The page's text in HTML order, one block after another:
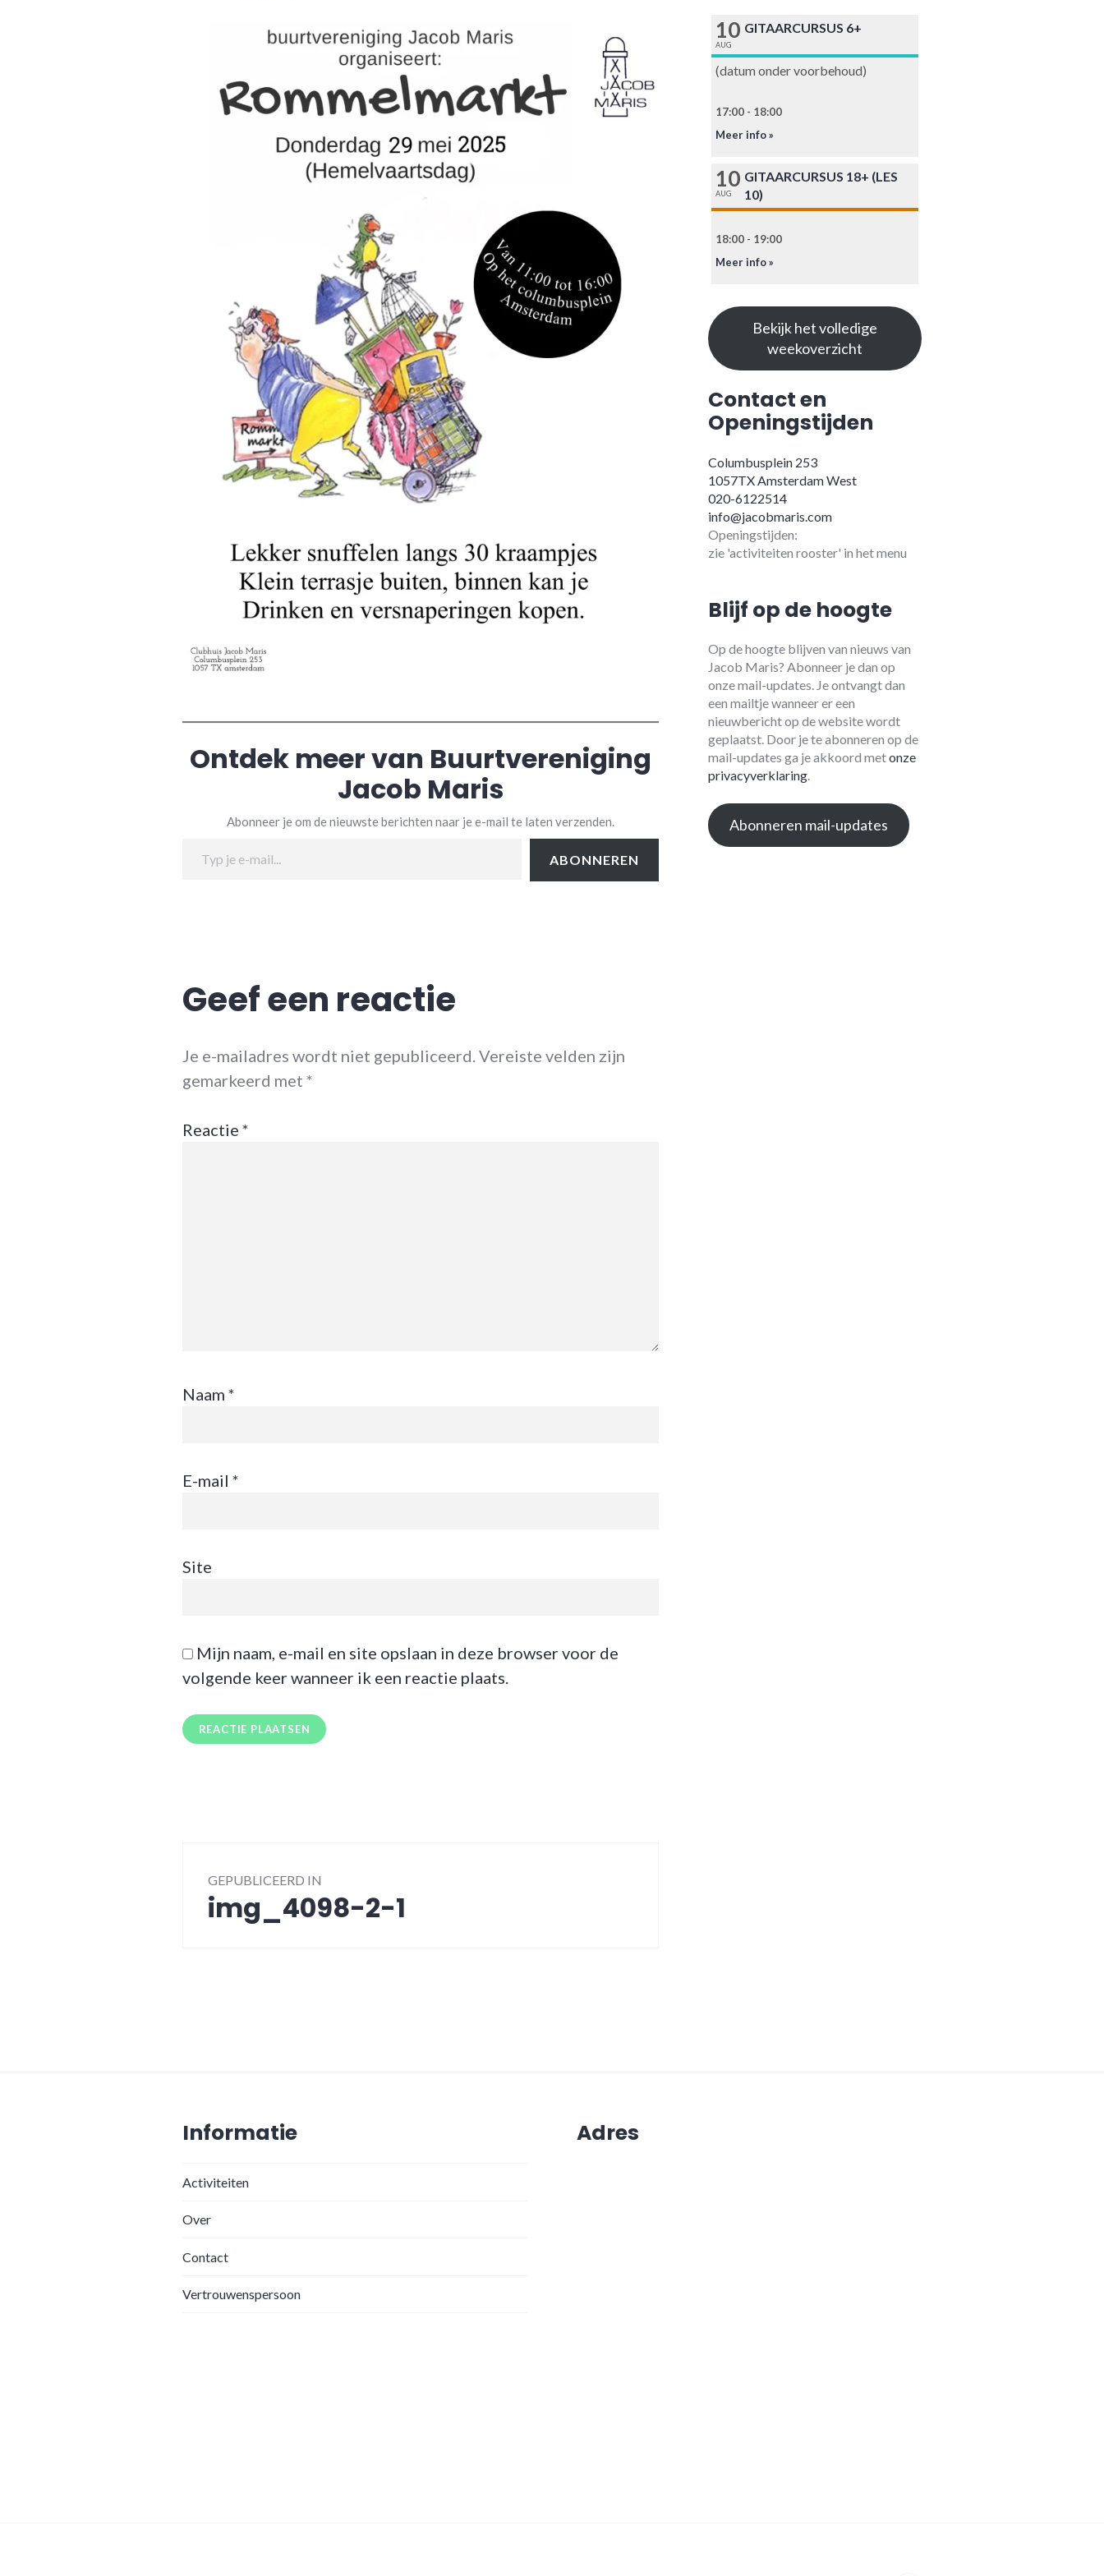
Ontdek meer van Buurtvereniging
Jacob Maris
Abonneer je om de nieuwste berichten naar je e-mail te laten verzenden.
ABONNEREN
Geef een reactie
Je e-mailadres wordt niet gepubliceerd.Vereiste velden zijn
gemarkeerd met *
Reactie *
Naam *
E-mail *
Site
Mijn naam, e-mail en site opslaan in deze browser voor de
volgende keer wanneer ik een reactie plaats.
navigatie
GEPUBLICEERD IN
img_4098-2-1
10
AUG
GITAARCURSUS 6+
(datum onder voorbehoud)
17:00 - 18:00
Meer info »
10
AUG
GITAARCURSUS 18+ (LES
10)
18:00 - 19:00
Meer info »
Bekijk het volledige
weekoverzicht
Contact en
Openingstijden
Columbusplein 253
1057TX Amsterdam West
020-6122514
info@jacobmaris.com
Openingstijden:
zie 'activiteiten rooster' in het menu
Blijf op de hoogte
Op de hoogte blijven van nieuws van
Jacob Maris? Abonneer je dan op
onze mail-updates. Je ontvangt dan
een mailtje wanneer er een
nieuwbericht op de website wordt
geplaatst. Door je te abonneren op de
mail-updates ga je akkoord metonze
privacyverklaring.
Abonneren mail-updates
Informatie
Activiteiten
Over
Contact
Vertrouwenspersoon
Adres